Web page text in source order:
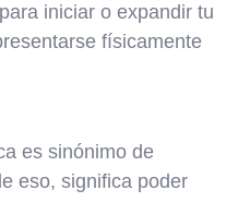
iniciar o expandir tu
físicamente
es sinónimo de
eso, significa poder